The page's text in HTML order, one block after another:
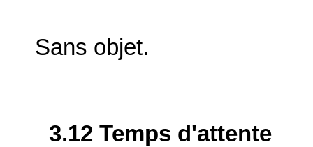
Sans objet.
3.12 Temps d'attente